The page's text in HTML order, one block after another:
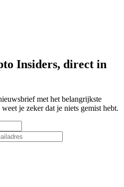
Insiders, direct in
met het belangrijkste
je zeker dat je niets gemist hebt.